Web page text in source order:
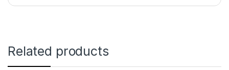
Related products